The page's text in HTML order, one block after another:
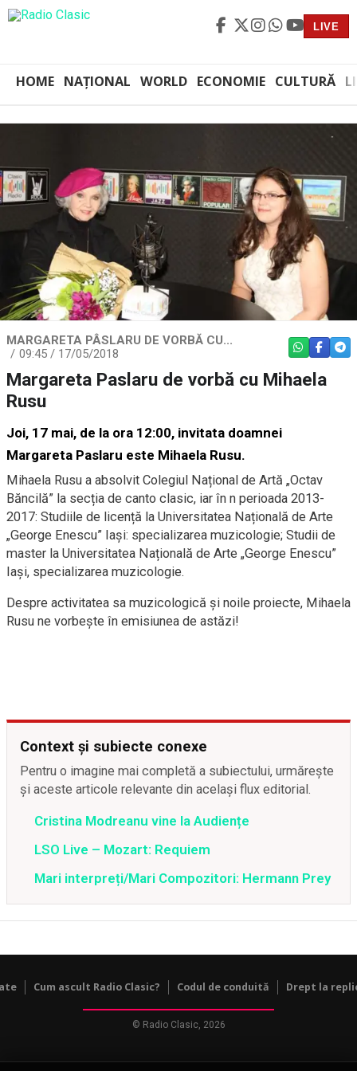
LIVE
HOME NAȚIONAL WORLD ECONOMIE CULTURĂ
MARGARETA PÂSLARU DE VORBĂ CU...
09:45 / 17/05/2018
WHATSAPP
Margareta Paslaru de vorbă cu Mihaela
Rusu
Joi, 17 mai, de la ora 12:00, invitata doamnei
Margareta Paslaru este Mihaela Rusu.
Mihaela Rusu a absolvit Colegiul Național de Artă „Octav
Băncilă” la secția de canto clasic, iar în n perioada 2013-
2017: Studiile de licență la Universitatea Națională de Arte
„George Enescu” Iași: specializarea muzicologie; Studii de
master la Universitatea Națională de Arte „George Enescu”
Iași, specializarea muzicologie.
Despre activitatea sa muzicologică și noile proiecte, Mihaela
Rusu ne vorbește în emisiunea de astăzi!
Context și subiecte conexe
Pentru o imagine mai completă a subiectului, urmărește
și aceste articole relevante din același flux editorial.
Cristina Modreanu vine la Audiențe
LSO Live – Mozart: Requiem
Mari interpreți/Mari Compozitori: Hermann Prey
Cum ascult Radio Clasic? Codul de conduită Drept la
© Radio Clasic, 2026